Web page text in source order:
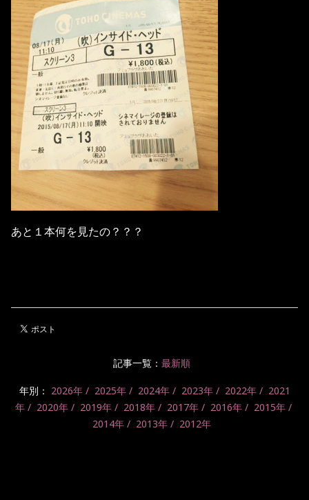
あと１本何を見たの？？？
記事一覧： 最新順
年別： 2026年 2025年 2024年 2023年 2022年
2021
年
2020年 2019年 2018年 2017年 2016年
2015年
2014年
2013年 2012年